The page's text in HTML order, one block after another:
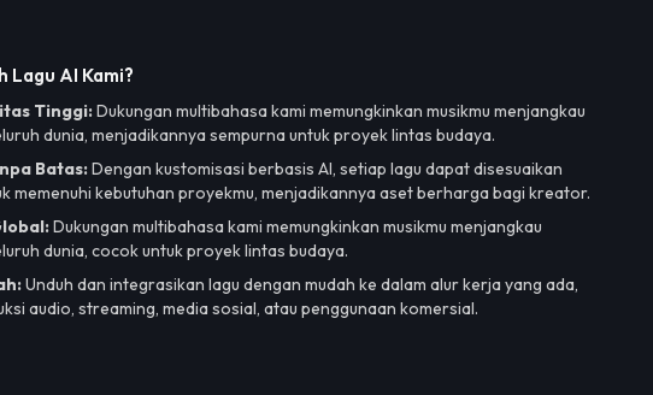
Lagu AI Kami?
Tinggi:Dukungan multibahasa kami memungkinkan musikmu menjangkau
dunia, menjadikannya sempurna untuk proyek lintas budaya.
Batas:Dengan kustomisasi berbasis AI, setiap lagu dapat disesuaikan
memenuhi kebutuhan proyekmu, menjadikannya aset berharga bagi kreator.
Dukungan multibahasa kami memungkinkan musikmu menjangkau
dunia, cocok untuk proyek lintas budaya.
Unduh dan integrasikan lagu dengan mudah ke dalam alur kerja yang ada,
audio, streaming, media sosial, atau penggunaan komersial.